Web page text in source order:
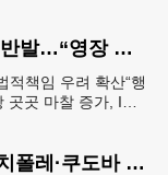
항공사들, ICE 공항 단속 반발…“영장 없인 협조 불가”
적책임 우려 확산“행
곳 마찰 증가, ICE
할라피뇨 살모넬라 비상 치폴레·쿠도바 긴급 회수